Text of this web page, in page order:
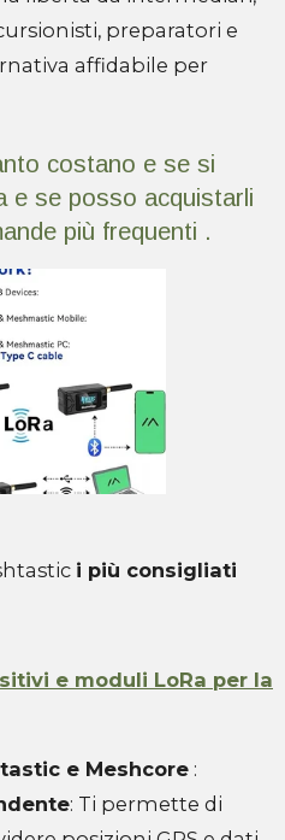
preparatori e
affidabile per
costano e se si
e se posso acquistarli
più frequenti .
i più consigliati
e moduli LoRa per la
e Meshcore :
: Ti permette di